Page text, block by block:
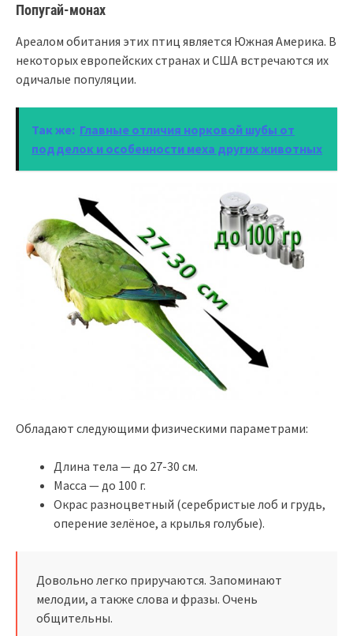
Попугай-монах
Ареалом обитания этих птиц является Южная Америка. В
некоторых европейских странах и США встречаются их
одичалые популяции.
Так же: Главные отличия норковой шубы от
подделок и особенности меха других животных
Обладают следующими физическими параметрами:
Длина тела — до 27-30 см.
Масса — до 100 г.
Окрас разноцветный (серебристые лоб и грудь,
оперение зелёное, а крылья голубые).
Довольно легко приручаются. Запоминают
мелодии, а также слова и фразы. Очень
общительны.